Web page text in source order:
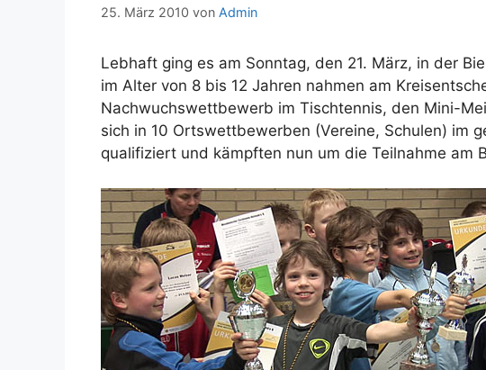
25. März 2010 von Admin
Lebhaft ging es am Sonntag, den 21. März, in der
im Alter von 8 bis 12 Jahren nahmen am
Nachwuchswettbewerb im Tischtennis, den Mini-
sich in 10 Ortswettbewerben (Vereine, Schulen) im
qualifiziert und kämpften nun um die Teilnahme am